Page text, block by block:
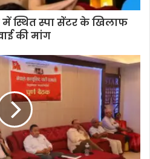
में स्थित स्पा सेंटर के खिलाफ
की मांग